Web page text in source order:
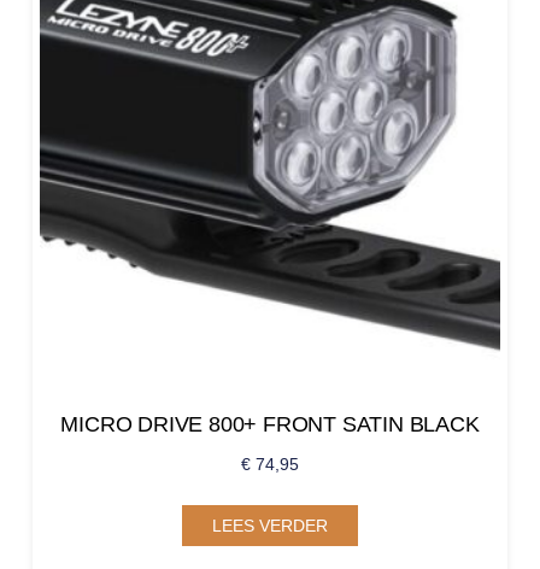
MICRO DRIVE 800+ FRONT SATIN BLACK
€ 74,95
LEES VERDER